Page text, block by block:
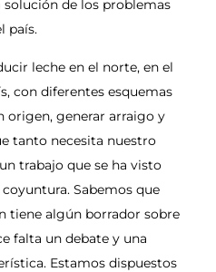
de los problemas
país.
leche en el norte, en el
con diferentes esquemas
origen, generar arraigo y
tanto necesita nuestro
trabajo que se ha visto
Sabemos que
tiene algún borrador sobre
falta un debate y una
Estamos dispuestos